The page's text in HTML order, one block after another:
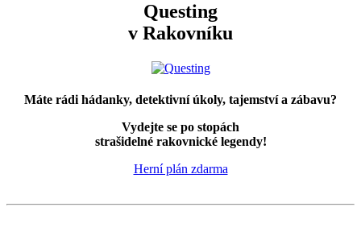
Questing
v Rakovníku
Máte rádi hádanky, detektivní úkoly, tajemství a zábavu?
Vydejte se po stopách
strašidelné rakovnické legendy!
Herní plán zdarma